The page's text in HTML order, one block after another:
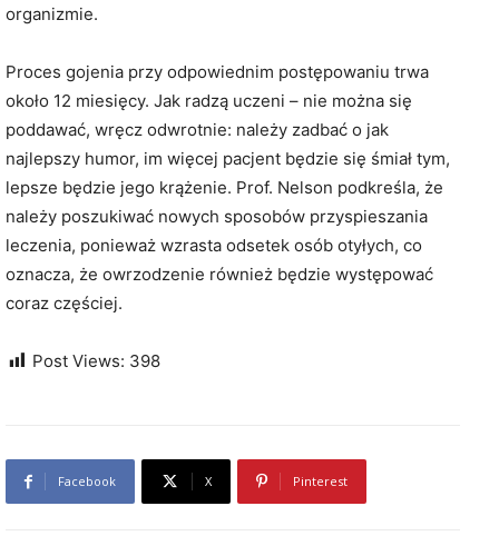
organizmie.
Proces gojenia przy odpowiednim postępowaniu trwa
około 12 miesięcy. Jak radzą uczeni – nie można się
poddawać, wręcz odwrotnie: należy zadbać o jak
najlepszy humor, im więcej pacjent będzie się śmiał tym,
lepsze będzie jego krążenie. Prof. Nelson podkreśla, że
należy poszukiwać nowych sposobów przyspieszania
leczenia, ponieważ wzrasta odsetek osób otyłych, co
oznacza, że owrzodzenie również będzie występować
coraz częściej.
Post Views: 398
Facebook X Pinterest